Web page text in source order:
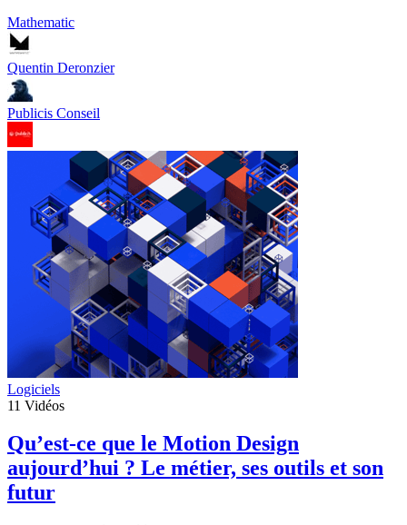
Mathematic
Quentin Deronzier
Publicis Conseil
Logiciels
11 Vidéos
Qu’est-ce que le Motion Design
aujourd’hui ? Le métier, ses outils et son
futur